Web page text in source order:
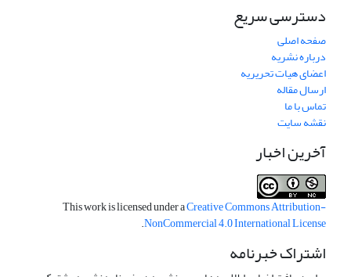
دسترسی سریع
صفحه اصلی
درباره نشریه
اعضای هیات تحریریه
ارسال مقاله
تماس با ما
نقشه سایت
آخرین اخبار
This work is licensed under aCreative Commons Attribution-
NonCommercial 4.0 International License
.
اشتراک خبرنامه